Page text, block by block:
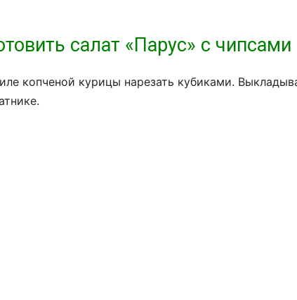
салат «Парус» с чипсами
копченой курицы нарезать кубиками.